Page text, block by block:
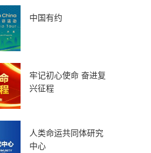
中国有约
牢记初心使命 奋进复
兴征程
人类命运共同体研究
中心